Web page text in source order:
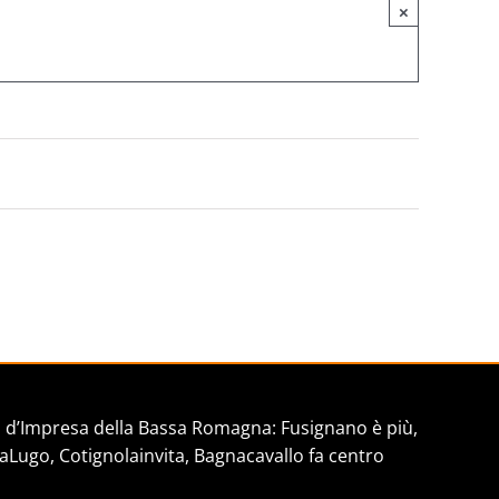
×
della Bassa Romagna: Fusignano è più,
Cotignolainvita, Bagnacavallo fa centro